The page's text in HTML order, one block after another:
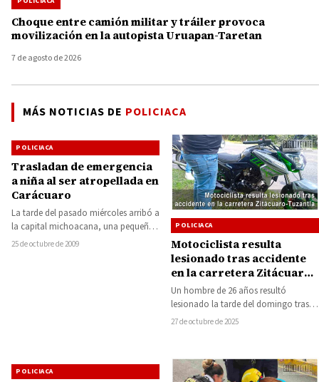
Choque entre camión militar y tráiler provoca
movilización en la autopista Uruapan-Taretan
7 de agosto de 2026
MÁS NOTICIAS DE POLICIACA
POLICIACA
Trasladan de emergencia
a niña al ser atropellada en
Carácuaro
La tarde del pasado miércoles arribó a
la capital michoacana, una pequeña
de tres años, quien al parecer…
25 de octubre de 2009
POLICIACA
Motociclista resulta
lesionado tras accidente
en la carretera Zitácuaro-
Tuzantla
Un hombre de 26 años resultó
lesionado la tarde del domingo tras
un incidente en la carretera Zitácuaro-
27 de octubre de 2025
POLICIACA